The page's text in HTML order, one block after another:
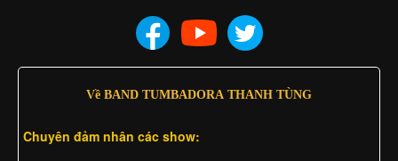
Về BAND TUMBADORA THANH TÙNG
Chuyên đảm nhân các show: